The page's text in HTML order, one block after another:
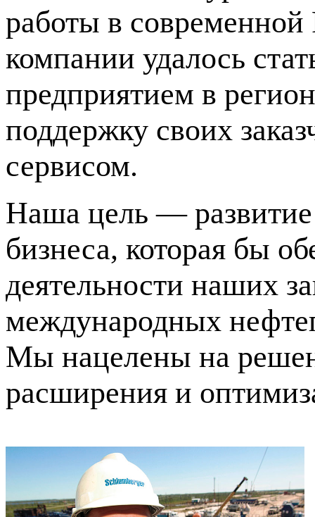
работы в
компании удалось
предприятием в
поддержку своих
сервисом.
Наша цель —
бизнеса, которая бы
деятельности наших
международных
Мы нацелены на
расширения и